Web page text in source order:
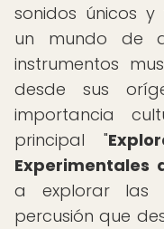
sonidos únicos y
un mundo de
instrumentos
desde sus
importancia
principal "
Experimentales
a explorar las
percusión que